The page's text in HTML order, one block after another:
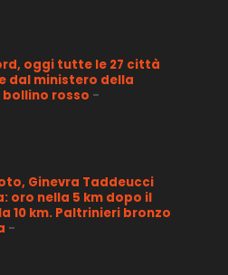
oggi tutte le 27 città
dal ministero della
bollino rosso -
Ginevra Taddeucci
oro nella 5 km dopo il
10 km. Paltrinieri bronzo
-